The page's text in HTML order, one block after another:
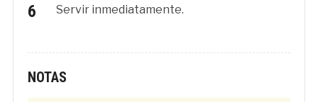
Servir inmediatamente.
NOTAS